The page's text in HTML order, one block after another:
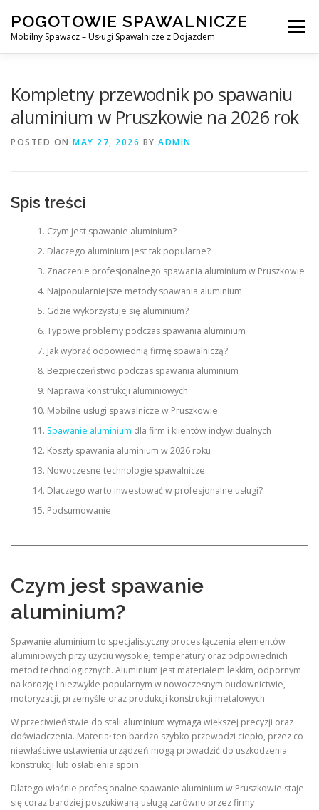
content
POGOTOWIE SPAWALNICZE
Mobilny Spawacz – Usługi Spawalnicze z Dojazdem
Menu
Kompletny przewodnik po spawaniu
aluminium w Pruszkowie na 2026 rok
POSTED ON MAY 27, 2026 BY ADMIN
Spis treści
Czym jest spawanie aluminium?
Dlaczego aluminium jest tak popularne?
Znaczenie profesjonalnego spawania aluminium w Pruszkowie
Najpopularniejsze metody spawania aluminium
Gdzie wykorzystuje się aluminium?
Typowe problemy podczas spawania aluminium
Jak wybrać odpowiednią firmę spawalniczą?
Bezpieczeństwo podczas spawania aluminium
Naprawa konstrukcji aluminiowych
Mobilne usługi spawalnicze w Pruszkowie
Spawanie aluminium dla firm i klientów indywidualnych
Koszty spawania aluminium w 2026 roku
Nowoczesne technologie spawalnicze
Dlaczego warto inwestować w profesjonalne usługi?
Podsumowanie
Czym jest spawanie
aluminium?
Spawanie aluminium to specjalistyczny proces łączenia elementów
aluminiowych przy użyciu wysokiej temperatury oraz odpowiednich
metod technologicznych. Aluminium jest materiałem lekkim, odpornym
na korozję i niezwykle popularnym w nowoczesnym budownictwie,
motoryzacji, przemyśle oraz produkcji konstrukcji metalowych.
W przeciwieństwie do stali aluminium wymaga większej precyzji oraz
doświadczenia. Materiał ten bardzo szybko przewodzi ciepło, przez co
niewłaściwe ustawienia urządzeń mogą prowadzić do uszkodzenia
konstrukcji lub osłabienia spoin.
Dlatego właśnie profesjonalne spawanie aluminium w Pruszkowie staje
się coraz bardziej poszukiwaną usługą zarówno przez firmy